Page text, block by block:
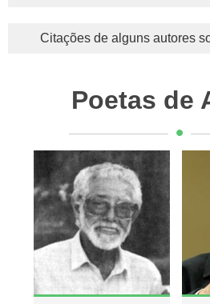
Citações de alguns autores
Poetas de